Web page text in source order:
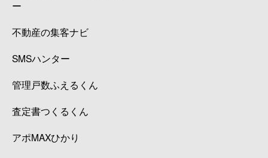
ー
不動産の集客ナビ
SMSハンター
管理戸数ふえるくん
査定書つくるくん
アポMAXひかり